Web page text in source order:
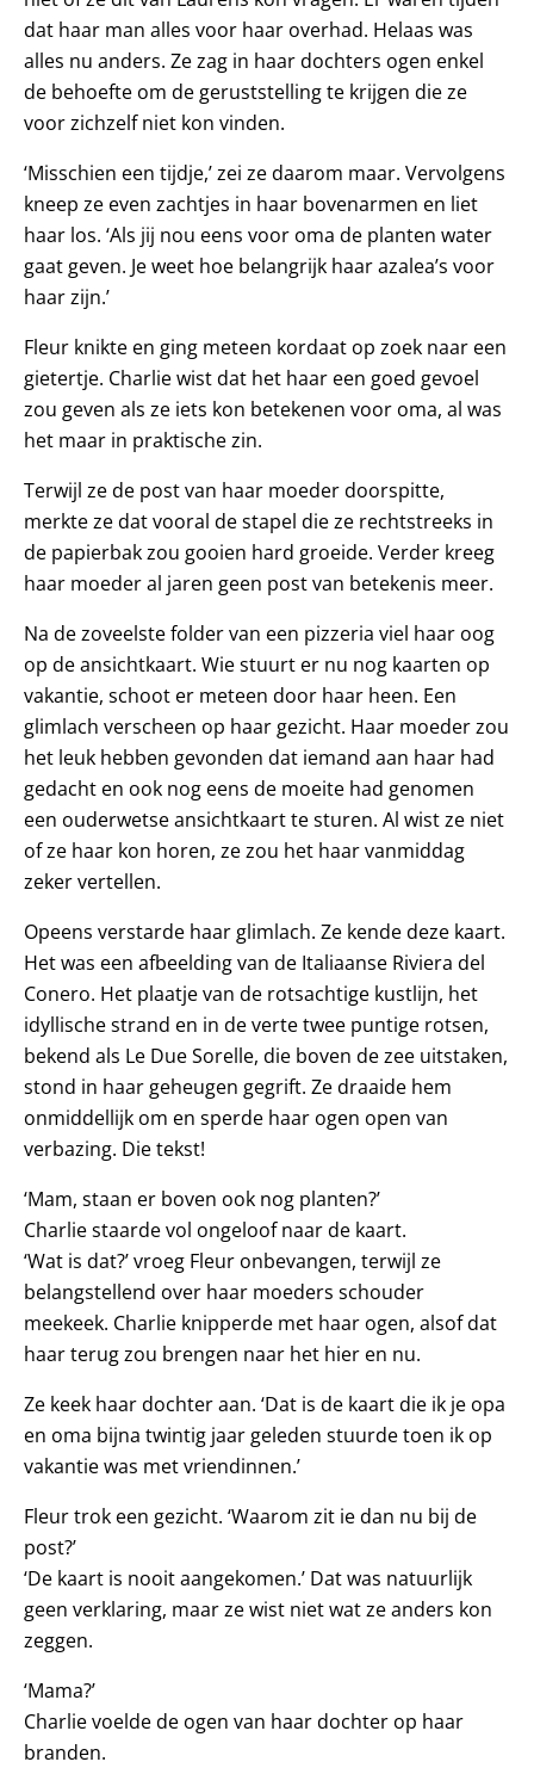
dat haar man alles voor haar overhad. Helaas was
alles nu anders. Ze zag in haar dochters ogen enkel
de behoefte om de geruststelling te krijgen die ze
voor zichzelf niet kon vinden.
‘Misschien een tijdje,’ zei ze daarom maar. Vervolgens
kneep ze even zachtjes in haar bovenarmen en liet
haar los. ‘Als jij nou eens voor oma de planten water
gaat geven. Je weet hoe belangrijk haar azalea’s voor
haar zijn.’
Fleur knikte en ging meteen kordaat op zoek naar een
gietertje. Charlie wist dat het haar een goed gevoel
zou geven als ze iets kon betekenen voor oma, al was
het maar in praktische zin.
Terwijl ze de post van haar moeder doorspitte,
merkte ze dat vooral de stapel die ze rechtstreeks in
de papierbak zou gooien hard groeide. Verder kreeg
haar moeder al jaren geen post van betekenis meer.
Na de zoveelste folder van een pizzeria viel haar oog
op de ansichtkaart. Wie stuurt er nu nog kaarten op
vakantie, schoot er meteen door haar heen. Een
glimlach verscheen op haar gezicht. Haar moeder zou
het leuk hebben gevonden dat iemand aan haar had
gedacht en ook nog eens de moeite had genomen
een ouderwetse ansichtkaart te sturen. Al wist ze niet
of ze haar kon horen, ze zou het haar vanmiddag
zeker vertellen.
Opeens verstarde haar glimlach. Ze kende deze kaart.
Het was een afbeelding van de Italiaanse Riviera del
Conero. Het plaatje van de rotsachtige kustlijn, het
idyllische strand en in de verte twee puntige rotsen,
bekend als Le Due Sorelle, die boven de zee uitstaken,
stond in haar geheugen gegrift. Ze draaide hem
onmiddellijk om en sperde haar ogen open van
verbazing. Die tekst!
‘Mam, staan er boven ook nog planten?’
Charlie staarde vol ongeloof naar de kaart.
‘Wat is dat?’ vroeg Fleur onbevangen, terwijl ze
belangstellend over haar moeders schouder
meekeek. Charlie knipperde met haar ogen, alsof dat
haar terug zou brengen naar het hier en nu.
Ze keek haar dochter aan. ‘Dat is de kaart die ik je opa
en oma bijna twintig jaar geleden stuurde toen ik op
vakantie was met vriendinnen.’
Fleur trok een gezicht. ‘Waarom zit ie dan nu bij de
post?’
‘De kaart is nooit aangekomen.’ Dat was natuurlijk
geen verklaring, maar ze wist niet wat ze anders kon
zeggen.
‘Mama?’
Charlie voelde de ogen van haar dochter op haar
branden.